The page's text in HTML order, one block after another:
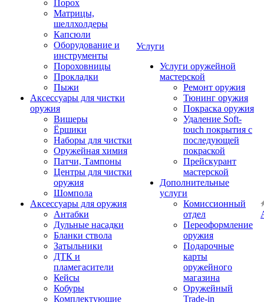
Порох
Матрицы,
шеллхолдеры
Капсюли
Оборудование и
инструменты
Пороховницы
Прокладки
Пыжи
Аксессуары для чистки
оружия
Вишеры
Ёршики
Наборы для чистки
Оружейная химия
Патчи, Тампоны
Центры для чистки
оружия
Шомпола
Аксессуары для оружия
Антабки
Дульные насадки
Бланки ствола
Затыльники
ДТК и
пламегасители
Кейсы
Кобуры
Комплектующие
Услуги
Услуги оружейной
мастерской
Ремонт оружия
Тюнинг оружия
Покраска оружия
Удаление Soft-
touch покрытия с
последующей
покраской
Прейскурант
мастерской
Дополнительные
услуги
Комиссионный
отдел
Переоформление
оружия
Подарочные
карты
оружейного
магазина
Оружейный
Trade-in